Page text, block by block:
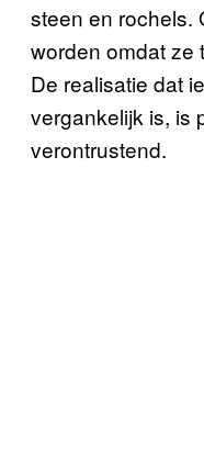
steen en rochels.
worden omdat ze
De realisatie dat
vergankelijk is, is
verontrustend.